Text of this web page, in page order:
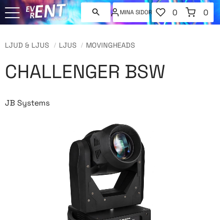
MINA SIDOR
FAVORITER
ANTAL
0
KUNDVAGN
0
LJUD & LJUS LJUS MOVINGHEADS
CHALLENGER BSW
JB Systems